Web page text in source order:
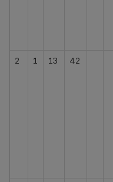
2 1 13 42